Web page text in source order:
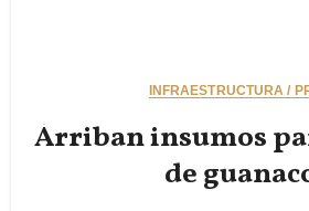
INFRAESTRUCTURA /
Arriban insumos
de